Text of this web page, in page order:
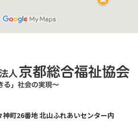
町26番地 北山ふれあいセンター内